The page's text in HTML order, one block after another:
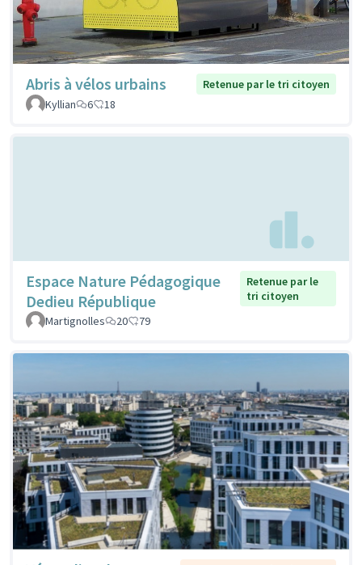
Abris à vélos urbains
Retenue par le tri citoyen
Kyllian
6 18
Espace Nature Pédagogique
Dedieu République
Retenue par le
tri citoyen
Martignolles
20 79